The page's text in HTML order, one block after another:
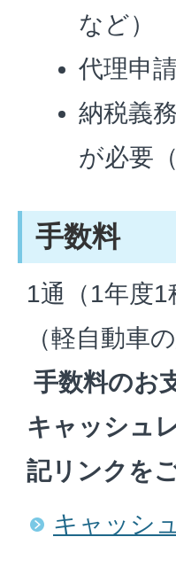
など）
代理申
納税義
が必要
手数料
1通（1年度1
（軽自動車
手数料のお
キャッシュ
記リンクを
キャッシ